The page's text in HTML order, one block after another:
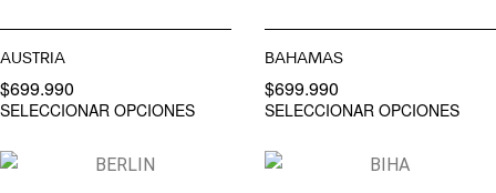
AUSTRIA
$699.990
SELECCIONAR OPCIONES
BAHAMAS
$699.990
SELECCIONAR OPCIONES